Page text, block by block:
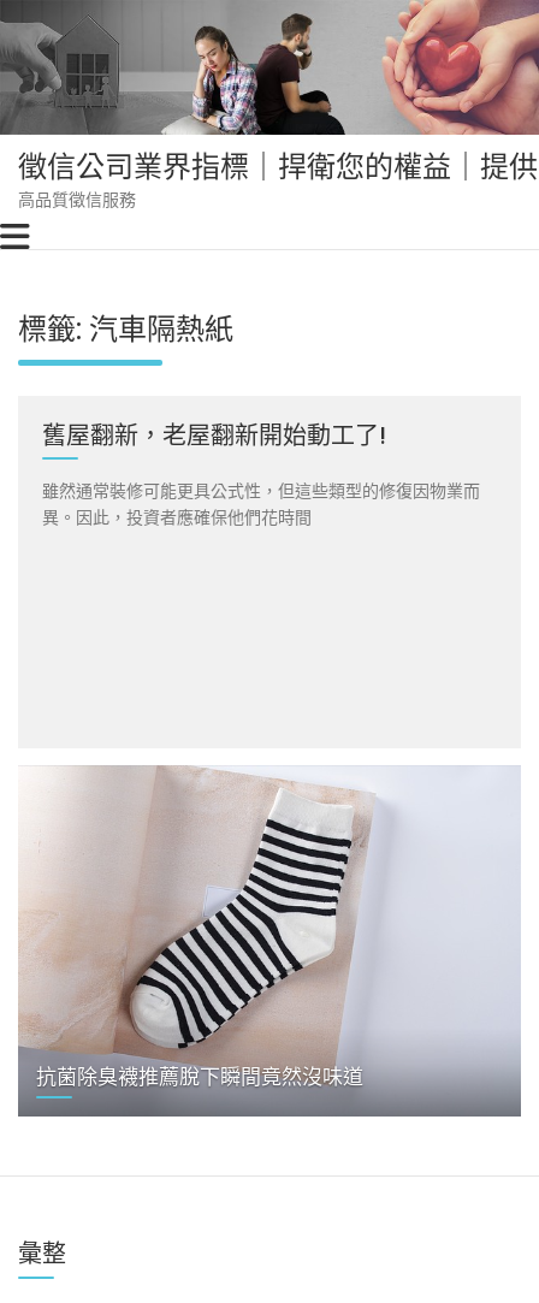
to
content
徵信公司業界指標｜捍衛您的權益｜提
高品質徵信服務
標籤: 汽車隔熱紙
舊屋翻新，老屋翻新開始動工了!
雖然通常裝修可能更具公式性，但這些類型的修復因物業而
異。因此，投資者應確保他們花時間
抗菌除臭襪推薦脫下瞬間竟然沒味道
彙整